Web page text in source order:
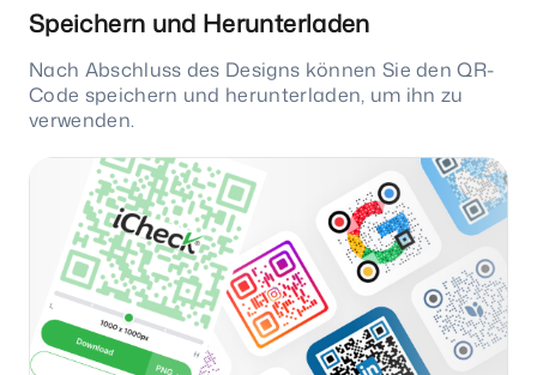
Speichern und Herunterladen
Nach Abschluss des Designs können Sie den QR-
Code speichern und herunterladen, um ihn zu
verwenden.